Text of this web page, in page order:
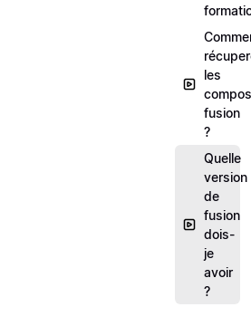
les
fusion
?
Quelle
version
de
fusion
dois-
je
avoir
?